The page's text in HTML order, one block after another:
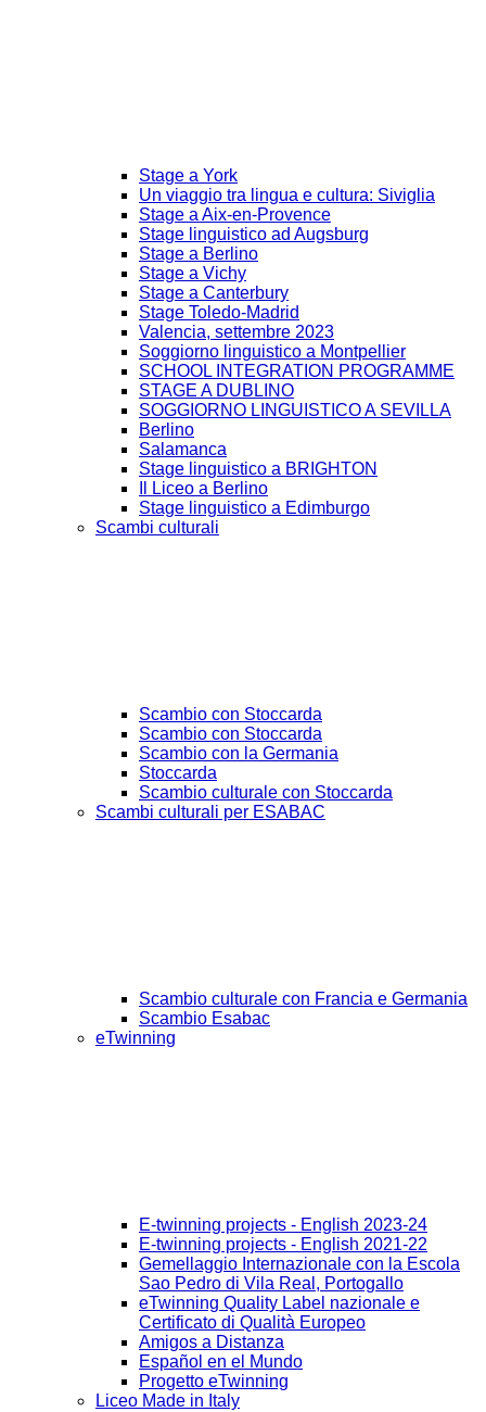
Stage a York
Un viaggio tra lingua e cultura: Siviglia
Stage a Aix-en-Provence
Stage linguistico ad Augsburg
Stage a Berlino
Stage a Vichy
Stage a Canterbury
Stage Toledo-Madrid
Valencia, settembre 2023
Soggiorno linguistico a Montpellier
SCHOOL INTEGRATION PROGRAMME
STAGE A DUBLINO
SOGGIORNO LINGUISTICO A SEVILLA
Berlino
Salamanca
Stage linguistico a BRIGHTON
Il Liceo a Berlino
Stage linguistico a Edimburgo
Scambi culturali
Scambio con Stoccarda
Scambio con Stoccarda
Scambio con la Germania
Stoccarda
Scambio culturale con Stoccarda
Scambi culturali per ESABAC
Scambio culturale con Francia e Germania
Scambio Esabac
eTwinning
E-twinning projects - English 2023-24
E-twinning projects - English 2021-22
Gemellaggio Internazionale con la Escola
Sao Pedro di Vila Real, Portogallo
eTwinning Quality Label nazionale e
Certificato di Qualità Europeo
Amigos a Distanza
Español en el Mundo
Progetto eTwinning
Liceo Made in Italy